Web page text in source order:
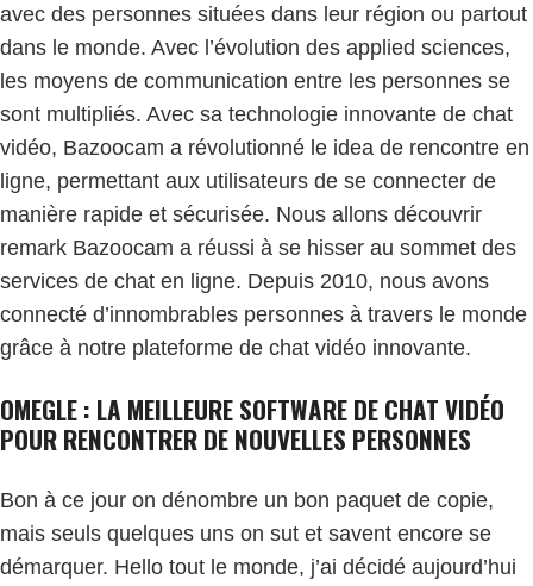
avec des personnes situées dans leur région ou partout
dans le monde. Avec l’évolution des applied sciences,
les moyens de communication entre les personnes se
sont multipliés. Avec sa technologie innovante de chat
vidéo, Bazoocam a révolutionné le idea de rencontre en
ligne, permettant aux utilisateurs de se connecter de
manière rapide et sécurisée. Nous allons découvrir
remark Bazoocam a réussi à se hisser au sommet des
services de chat en ligne. Depuis 2010, nous avons
connecté d’innombrables personnes à travers le monde
grâce à notre plateforme de chat vidéo innovante.
OMEGLE : LA MEILLEURE SOFTWARE DE CHAT VIDÉO
POUR RENCONTRER DE NOUVELLES PERSONNES
Bon à ce jour on dénombre un bon paquet de copie,
mais seuls quelques uns on sut et savent encore se
démarquer. Hello tout le monde, j’ai décidé aujourd’hui